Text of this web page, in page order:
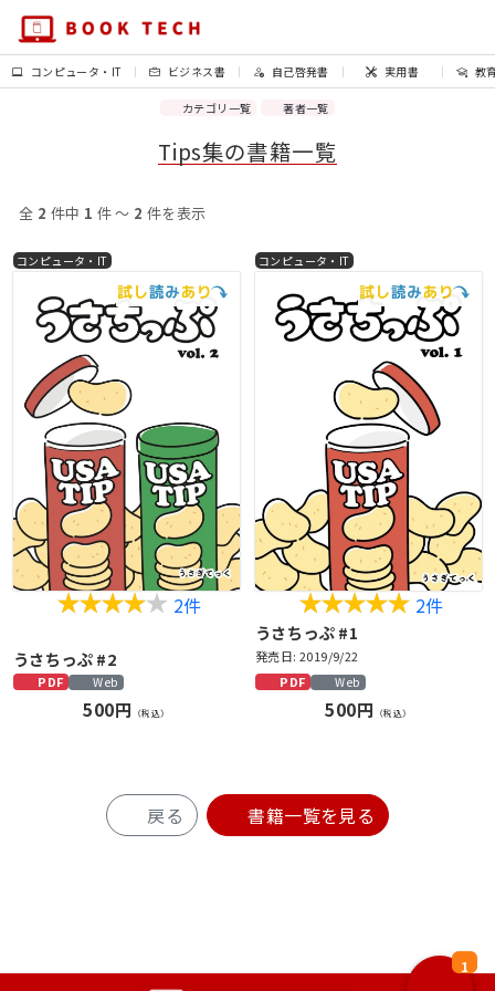
コンピュータ・IT ビジネス書 自己啓発書 実用書 教
カテゴリ一覧 著者一覧
Tips集の書籍一覧
1
全 2 件中 1 件 〜 2 件を表示
コンピュータ・IT
2件
うさちっぷ #2
PDF Web
500円 （税込）
コンピュータ・IT
2件
うさちっぷ #1
発売日: 2019/9/22
PDF
Web
500円 （税込）
戻る 書籍一覧を見る